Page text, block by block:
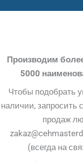
Производим
5000
Чтобы подобрать
наличии, запросить
продаж
(всегда на